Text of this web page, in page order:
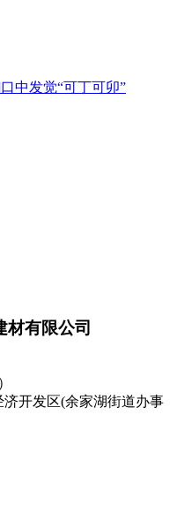
中发觉“可丁可卯”
材有限公司
开发区(余家湖街道办事